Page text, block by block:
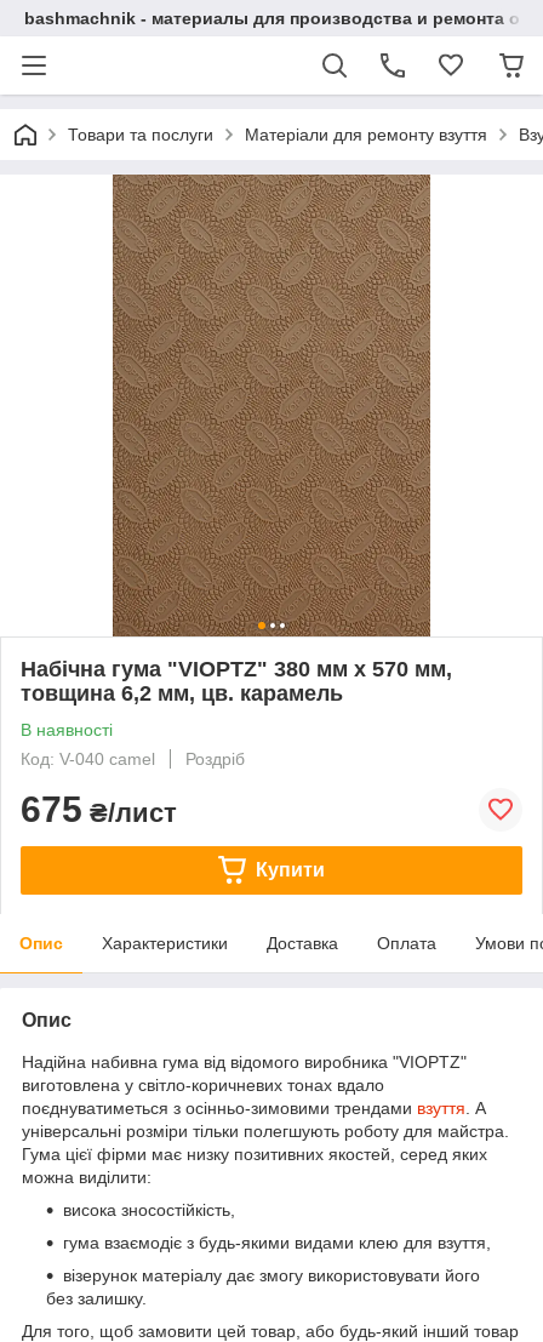
bashmachnik - материалы для производства и ремонта
Товари та послуги Матеріали для ремонту взуття
Набічна гума "VIOPTZ" 380 мм х 570 мм,
товщина 6,2 мм, цв. карамель
В наявності
Код: V-040 camel
Роздріб
675 ₴/лист
Купити
Опис Характеристики Доставка Оплата Умови
Опис
Надійна набивна гума від відомого виробника "VIOPTZ"
виготовлена у світло-коричневих тонах вдало
поєднуватиметься з осінньо-зимовими трендами взуття . А
універсальні розміри тільки полегшують роботу для майстра.
Гума цієї фірми має низку позитивних якостей, серед яких
можна виділити:
висока зносостійкість,
гума взаємодіє з будь-якими видами клею для взуття,
візерунок матеріалу дає змогу використовувати його
без залишку.
Для того, щоб замовити цей товар, або будь-який інший товар